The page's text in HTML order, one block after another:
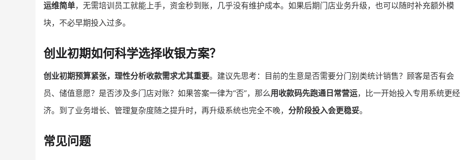
运维简单，无需培训员工就能上手，资金秒到账，几乎没有维护成本。如果后期门店业务升级，也可以随时补充额外模
块，不必早期投入过多。
创业初期如何科学选择收银方案？
创业初期预算紧张，理性分析收款需求尤其重要。建议先思考：目前的生意是否需要分门别类统计销售？顾客是否有会
员、储值意愿？是否涉及多门店对账？如果答案一律为“否”，那么用收款码先跑通日常营运，比一开始投入专用系统更经
济。到了业务增长、管理复杂度随之提升时，再升级系统也完全不晚， 分阶段投入会更稳妥。
常见问题